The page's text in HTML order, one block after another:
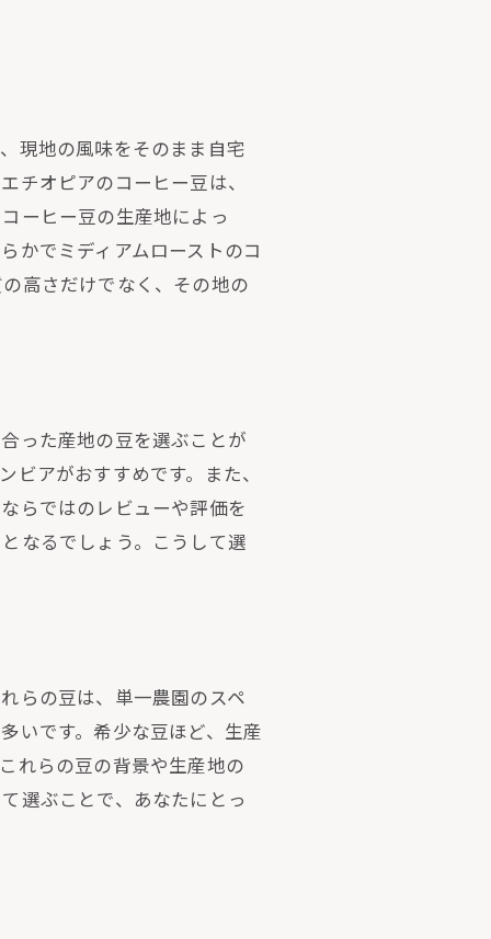
現地の風味をそのまま自宅
チオピアのコーヒー豆は、
ーヒー豆の生産地によっ
かでミディアムローストのコ
高さだけでなく、その地の
った産地の豆を選ぶことが
アがおすすめです。また、
らではのレビューや評価を
なるでしょう。こうして選
らの豆は、単一農園のスペ
いです。希少な豆ほど、生産
れらの豆の背景や生産地の
選ぶことで、あなたにとっ